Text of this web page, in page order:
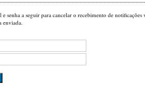
senha a seguir para cancelar o recebimento de
enviada.